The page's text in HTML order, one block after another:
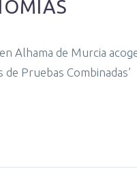
Alhama de Murcia
Pruebas Combinadas’